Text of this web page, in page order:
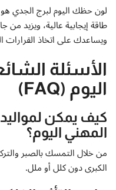
لون حظك اليوم لبرج الجدي هو
طاقة إيجابية عالية، ويزيد
ويساعدك على اتخاذ
الأسئلة
اليوم (FAQ)
كيف يمكن
المهني اليوم؟
من خلال التمسك بالصبر
الكبرى دون كلل أو ملل.